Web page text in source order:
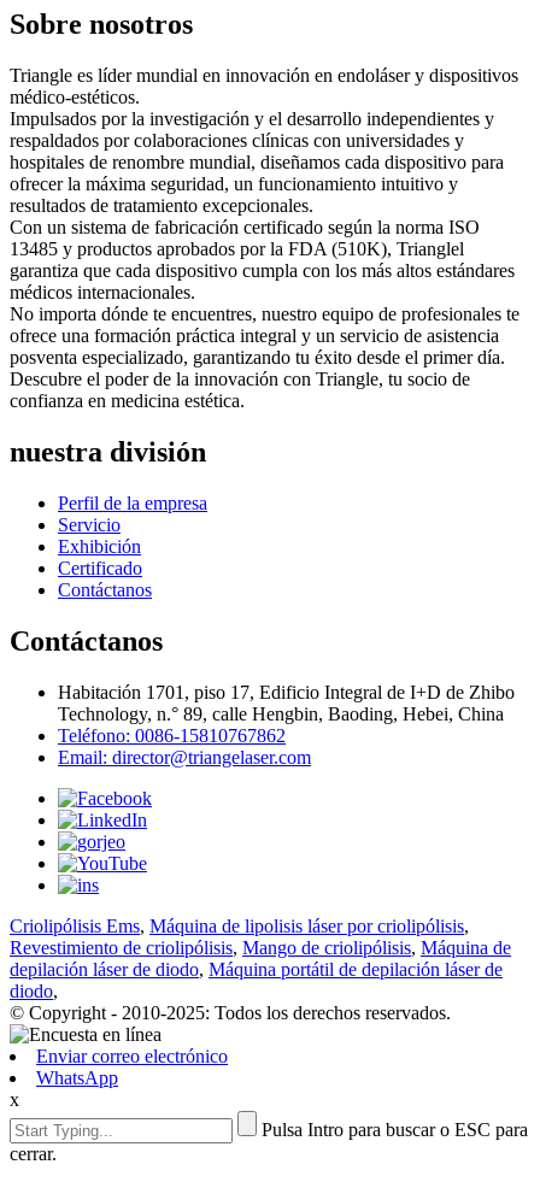
Sobre nosotros
Triangle es líder mundial en innovación en endoláser y dispositivos
médico-estéticos.
Impulsados ​​por la investigación y el desarrollo independientes y
respaldados por colaboraciones clínicas con universidades y
hospitales de renombre mundial, diseñamos cada dispositivo para
ofrecer la máxima seguridad, un funcionamiento intuitivo y
resultados de tratamiento excepcionales.
Con un sistema de fabricación certificado según la norma ISO
13485 y productos aprobados por la FDA (510K), Trianglel
garantiza que cada dispositivo cumpla con los más altos estándares
médicos internacionales.
No importa dónde te encuentres, nuestro equipo de profesionales te
ofrece una formación práctica integral y un servicio de asistencia
posventa especializado, garantizando tu éxito desde el primer día.
Descubre el poder de la innovación con Triangle, tu socio de
confianza en medicina estética.
nuestra división
Perfil de la empresa
Servicio
Exhibición
Certificado
Contáctanos
Contáctanos
Habitación 1701, piso 17, Edificio Integral de I+D de Zhibo
Technology, n.° 89, calle Hengbin, Baoding, Hebei, China
Teléfono: 0086-15810767862
Email: director@triangelaser.com
Criolipólisis Ems, Máquina de lipolisis láser por criolipólisis,
Revestimiento de criolipólisis, Mango de criolipólisis, Máquina de
depilación láser de diodo, Máquina portátil de depilación láser de
diodo,
© Copyright - 2010-2025: Todos los derechos reservados.
Enviar correo electrónico
WhatsApp
x
Pulsa Intro para buscar o ESC para
cerrar.